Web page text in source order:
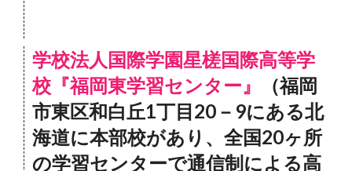
学校法人国際学園星槎国際高等学
校『福岡東学習センター』
（福岡
市東区和白丘1丁目20－9にある北
海道に本部校があり、全国20ヶ所
の学習センターで通信制による高